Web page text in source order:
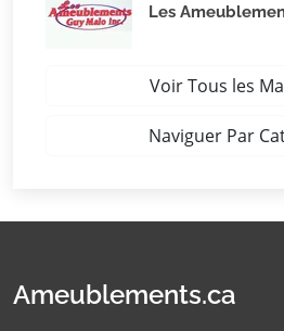
Les
Voir Tous les
Naviguer Par
Ameublements.ca